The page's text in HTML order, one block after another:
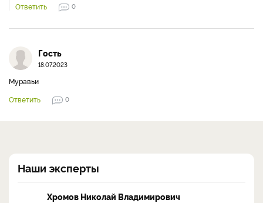
Ответить
0
Гость
18.07.2023
Муравьи
Ответить
0
Наши эксперты
Хромов Николай Владимирович